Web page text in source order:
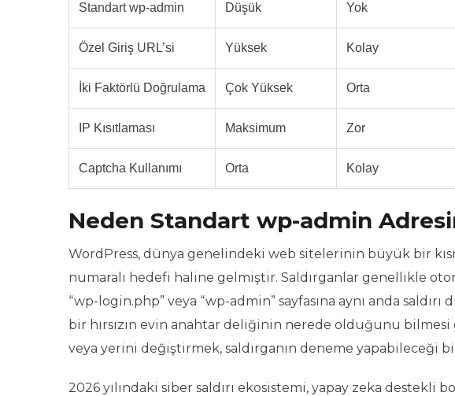
Standart wp-admin Düşük Yok
Özel Giriş URL’si Yüksek Kolay
İki Faktörlü Doğrulama Çok Yüksek Orta
IP Kısıtlaması Maksimum Zor
Captcha Kullanımı Orta Kolay
Neden Standart wp-admin
WordPress, dünya genelindeki web sitelerinin büyük bir
numaralı hedefi haline gelmiştir. Saldırganlar genellikle
“wp-login.php” veya “wp-admin” sayfasına aynı anda
bir hırsızın evin anahtar deliğinin nerede olduğunu bilmesi
veya yerini değiştirmek, saldırganın deneme yapabileceği
2026 yılındaki siber saldırı ekosistemi, yapay zeka destekli